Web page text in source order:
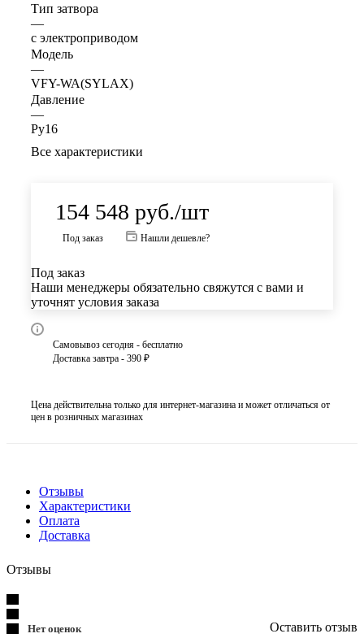
Тип затвора
—
с электроприводом
Модель
—
VFY-WA(SYLAX)
Давление
—
Ру16
Все характеристики
154 548 руб./шт
Под заказ Нашли дешевле?
Под заказ
Наши менеджеры обязательно свяжутся с вами и
уточнят условия заказа
Самовывоз сегодня - бесплатно
Доставка завтра - 390 ₽
Цена действительна только для интернет-магазина и может отличаться от
цен в розничных магазинах
Отзывы
Характеристики
Оплата
Доставка
Отзывы
Нет оценок Оставить отзыв